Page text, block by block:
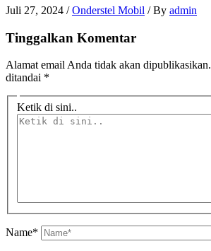
Juli 27, 2024 /Onderstel Mobil / By admin
Tinggalkan Komentar
Alamat email Anda tidak akan dipublikasikan.
ditandai *
Ketik di sini..
Name*